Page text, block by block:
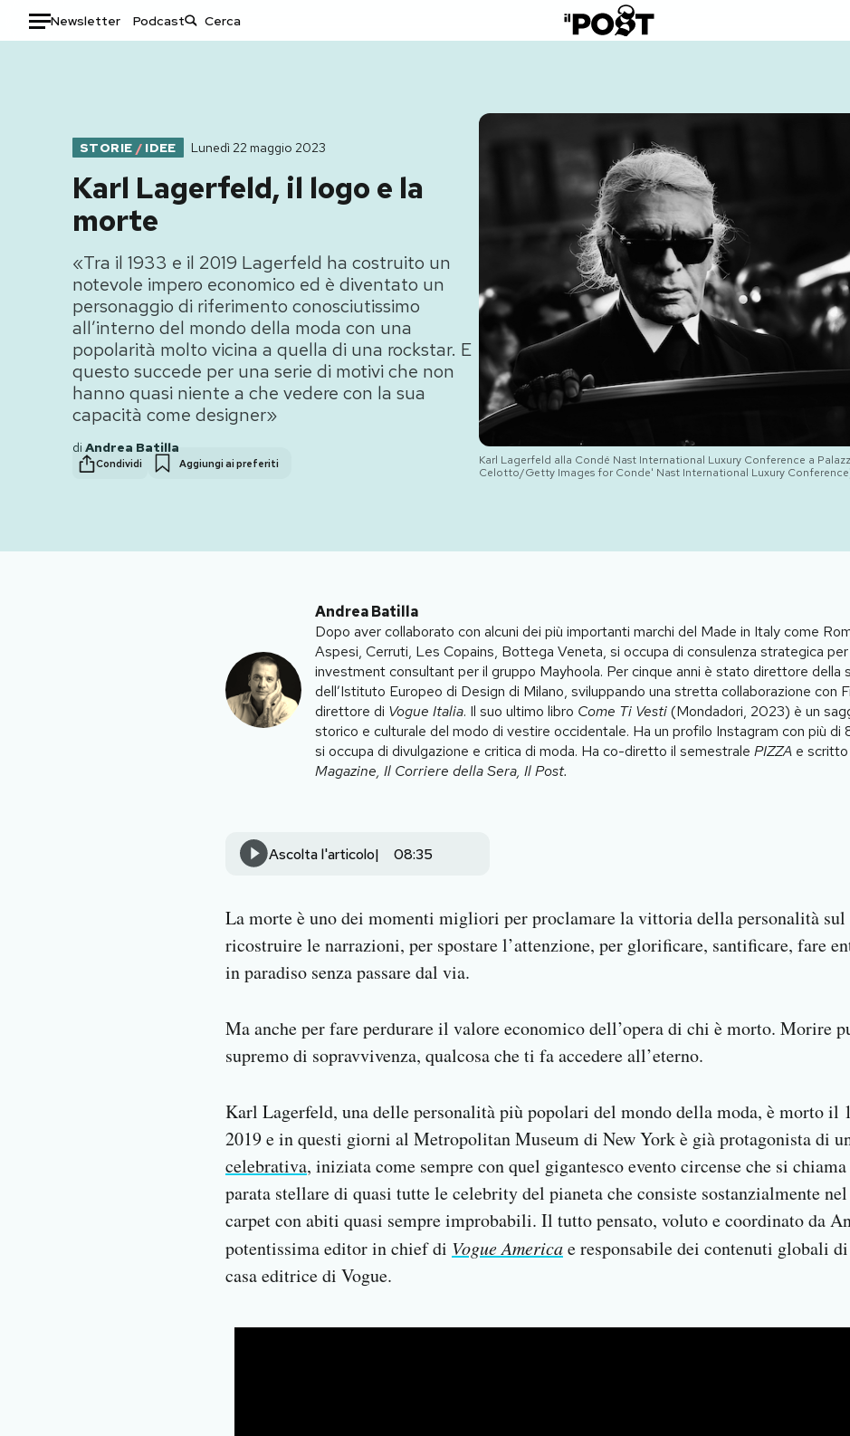
Newsletter Podcast
Italia
Mondo
Politica
Tecnologia
Internet
Scienza
Cultura
Economia
Sport
Moda
Libri
Consumismi
Ok Boomer!
Media
Europa
Altrecose
Mondiali calcio 2026
PODCAST
STORIE / IDEE Lunedì 22 maggio 2023
Karl Lagerfeld, il logo e la
morte
«Tra il 1933 e il 2019 Lagerfeld ha costruito un
notevole impero economico ed è diventato un
personaggio di riferimento conosciutissimo
all’interno del mondo della moda con una
popolarità molto vicina a quella di una rockstar. E
questo succede per una serie di motivi che non
hanno quasi niente a che vedere con la sua
capacità come designer»
di Andrea Batilla
Condividi Aggiungi ai preferiti
Karl Lagerfeld alla Condé Nast International Luxury Conference a
Celotto/Getty Images for Conde' Nast International Luxury
Andrea Batilla
Dopo aver collaborato con alcuni dei più importanti marchi del Made in Italy come
Aspesi, Cerruti, Les Copains, Bottega Veneta, si occupa di consulenza strategica
investment consultant per il gruppo Mayhoola. Per cinque anni è stato direttore della
dell’Istituto Europeo di Design di Milano, sviluppando una stretta collaborazione con
direttore di Vogue Italia. Il suo ultimo libro Come Ti Vesti(Mondadori, 2023) è un
storico e culturale del modo di vestire occidentale. Ha un profilo Instagram con più di
si occupa di divulgazione e critica di moda. Ha co-diretto il semestrale PIZZA e
Magazine, Il Corriere della Sera, Il Post.
Ascolta l'articolo 08:35
La morte è uno dei momenti migliori per proclamare la vittoria della personalità sul
ricostruire le narrazioni, per spostare l’attenzione, per glorificare, santificare, fare
in paradiso senza passare dal via.
Ma anche per fare perdurare il valore economico dell’opera di chi è morto. Morire
supremo di sopravvivenza, qualcosa che ti fa accedere all’eterno.
Karl Lagerfeld, una delle personalità più popolari del mondo della moda, è morto il
2019 e in questi giorni al Metropolitan Museum di New York è già protagonista di
celebrativa, iniziata come sempre con quel gigantesco evento circense che si chiama
parata stellare di quasi tutte le celebrity del pianeta che consiste sostanzialmente
carpet con abiti quasi sempre improbabili. Il tutto pensato, voluto e coordinato da
potentissima editor in chief di Vogue Americae responsabile dei contenuti globali
casa editrice di Vogue.